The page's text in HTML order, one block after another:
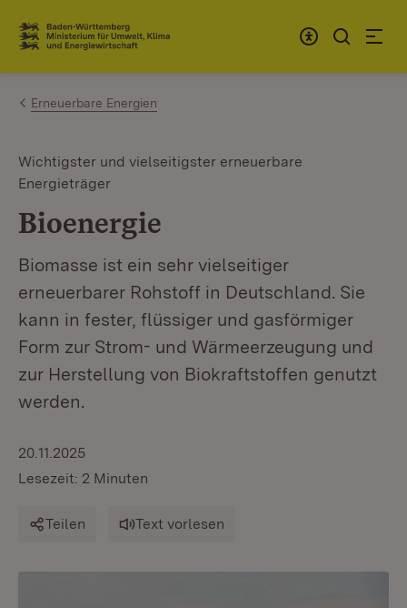
Zum Inhalt springen
Link zur Startseite
Erneuerbare Energien
Wichtigster und vielseitigster erneuerbare
Energieträger
Bioenergie
Biomasse ist ein sehr vielseitiger
erneuerbarer Rohstoff in Deutschland. Sie
kann in fester, flüssiger und gasförmiger
Form zur Strom- und Wärmeerzeugung und
zur Herstellung von Biokraftstoffen genutzt
werden.
20.11.2025
Lesezeit: 2 Minuten
Teilen Text vorlesen